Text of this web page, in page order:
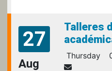
27
Aug
Talleres
Thursday